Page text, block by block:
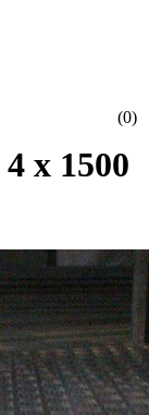
(0)
х 1500